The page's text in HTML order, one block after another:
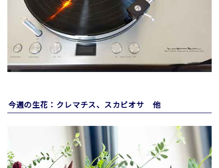
今週の生花：クレマチス、スカビオサ 他